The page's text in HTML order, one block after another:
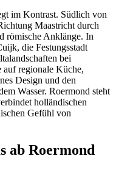
im Kontrast. Südlich von
Maastricht durch
römische Anklänge. In
die Festungsstadt
bei
auf regionale Küche,
Design und den
Wasser. Roermond steht
holländischen
Gefühl von
ab Roermond